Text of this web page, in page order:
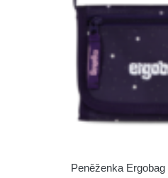
Peněženka